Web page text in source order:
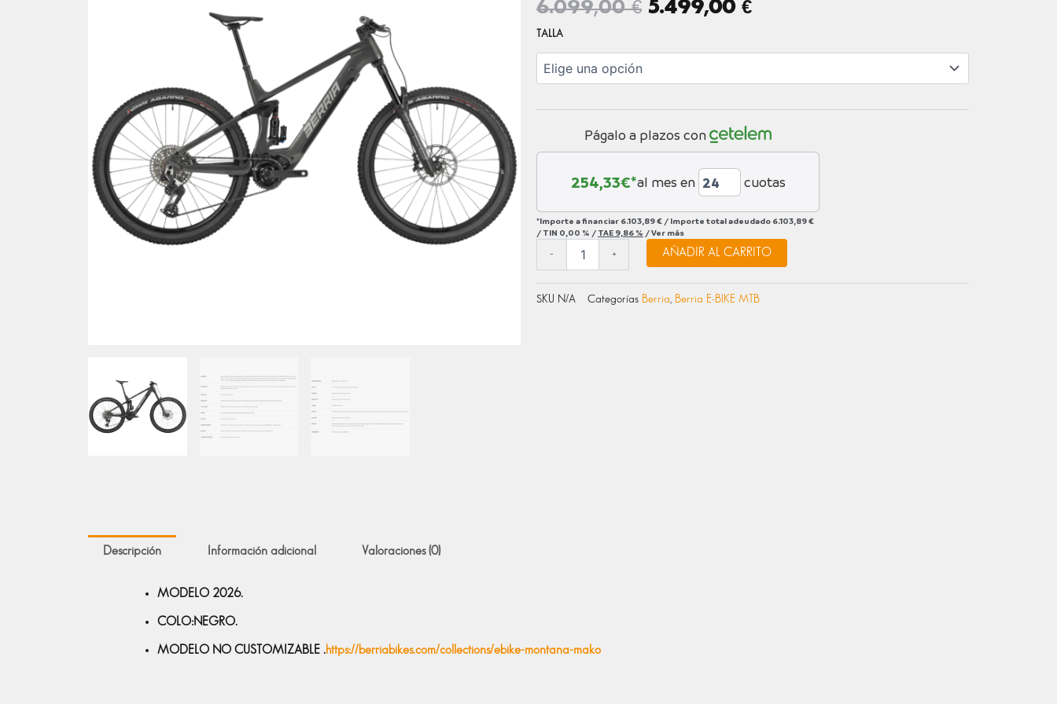
6.099,00€ EL
6.099,00 €.
5.499,00 €EL
5.499,00 €.
TALLA
Págalo a plazos con
254,33€*al mes en cuotas
*Importe a financiar 6.103,89 € / Importe total adeudado 6.103,89 €
/ TIN 0,00 % / TAE 9,86 % /Ver más
-
MAKO
+ AÑADIR AL CARRITO
SKU N/A Categorías Berria Berria E-BIKE MTB
Descripción Información adicional Valoraciones (0)
MODELO 2026.
COLO:NEGRO.
MODELO NO CUSTOMIZABLE .https://berriabikes.com/collections/ebike-montana-mako